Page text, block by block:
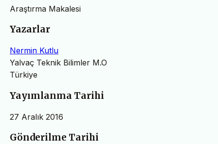
Araştırma Makalesi
Yazarlar
Nermin Kutlu
Yalvaç Teknik Bilimler M.O
Türkiye
Yayımlanma Tarihi
27 Aralık 2016
Gönderilme Tarihi